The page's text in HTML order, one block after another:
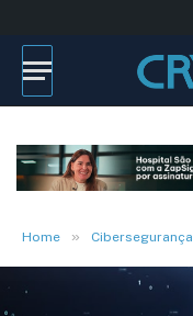
Home » Cibersegurança